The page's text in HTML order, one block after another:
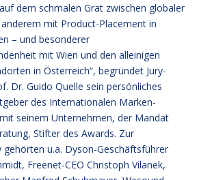
dem schmalen Grat zwischen globaler
mit Product-Placement in
– und besonderer
mit Wien und den alleinigen
in Österreich“, begründet Jury-
Dr. Guido Quelle sein persönliches
des Internationalen Marken-
seinem Unternehmen, der Mandat
Stifter des Awards. Zur
gehörten u.a. Dyson-Geschäftsführer
Freenet-CEO Christoph Vilanek,